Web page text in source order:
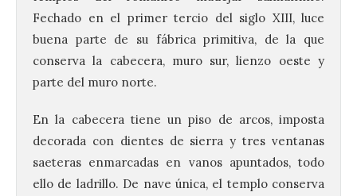
Fechado en el primer tercio del siglo XIII, luce
buena parte de su fábrica primitiva, de la que
conserva la cabecera, muro sur, lienzo oeste y
parte del muro norte.
En la cabecera tiene un piso de arcos, imposta
decorada con dientes de sierra y tres ventanas
saeteras enmarcadas en vanos apuntados, todo
ello de ladrillo. De nave única, el templo conserva